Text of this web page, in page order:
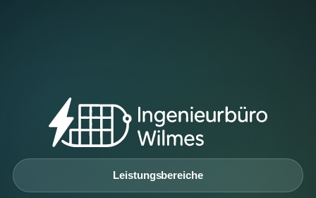
Leistungsbereiche